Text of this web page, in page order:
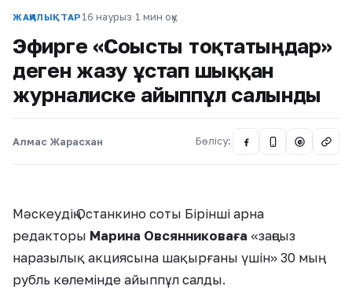
ЖАҢАЛЫҚТАР 16 наурыз·1 мин оқу
Эфирге «Соғысты тоқтатыңдар»
деген жазу ұстап шыққан
журналиске айыппұл салынды
Алмас Жарасхан Бөлісу: @
Мәскеудің Останкино соты Бірінші арна
редакторы Марина Овсянниковаға «заңсыз
наразылық акциясына шақырғаны үшін» 30 мың
рубль көлемінде айыппұл салды.